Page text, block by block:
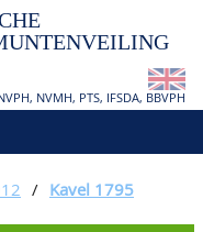
NVMH, PTS, IFSDA, BBVPH
/ Kavel 1795